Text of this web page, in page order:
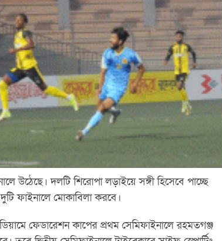
উঠেছে। দলটি শিরোপা লড়াইয়ে সঙ্গী হিসেবে পাচ্ছে
ফাইনালে মোকাবিলা করবে।
ফেডারেশন কাপের প্রথম সেমিফাইনালে রহমতগঞ্জ